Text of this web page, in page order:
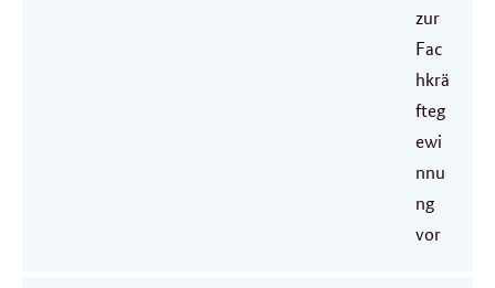
zur
Fac
hkrä
fteg
ewi
nnu
ng
vor